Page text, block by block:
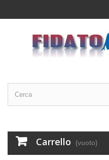
Carrello (vuoto)